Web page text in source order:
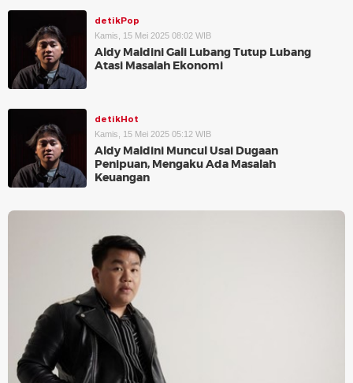
detikPop
Kamis, 15 Mei 2025 08:02 WIB
Aldy Maldini Gali Lubang Tutup Lubang
Atasi Masalah Ekonomi
detikHot
Kamis, 15 Mei 2025 05:12 WIB
Aldy Maldini Muncul Usai Dugaan
Penipuan, Mengaku Ada Masalah
Keuangan